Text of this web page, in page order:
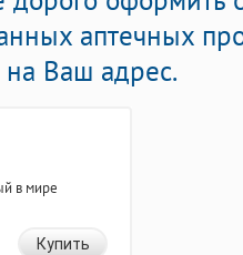
аптечных
на Ваш адрес.
в мире
Купить